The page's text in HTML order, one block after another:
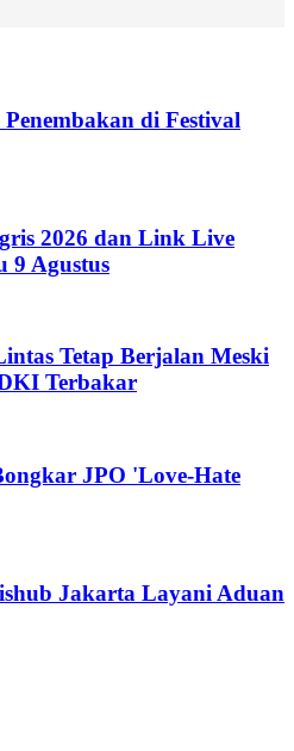
di Festival
2026 dan Link Live
9 Agustus
Tetap Berjalan Meski
Terbakar
JPO 'Love-Hate
Jakarta Layani Aduan